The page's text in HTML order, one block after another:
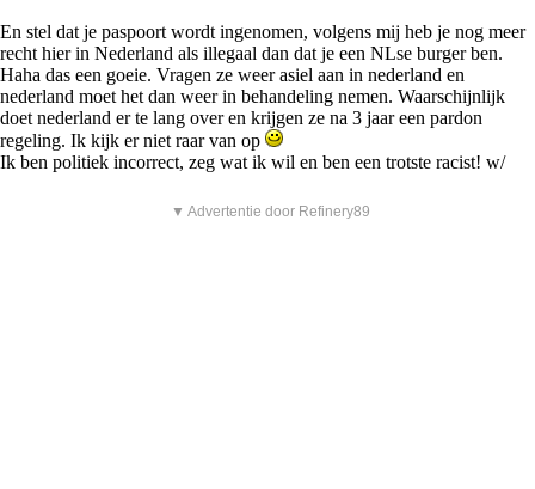
En stel dat je paspoort wordt ingenomen, volgens mij heb je nog meer
recht hier in Nederland als illegaal dan dat je een NLse burger ben.
Haha das een goeie. Vragen ze weer asiel aan in nederland en
nederland moet het dan weer in behandeling nemen. Waarschijnlijk
doet nederland er te lang over en krijgen ze na 3 jaar een pardon
regeling. Ik kijk er niet raar van op
Ik ben politiek incorrect, zeg wat ik wil en ben een trotste racist! w/
▼ Advertentie door Refinery89